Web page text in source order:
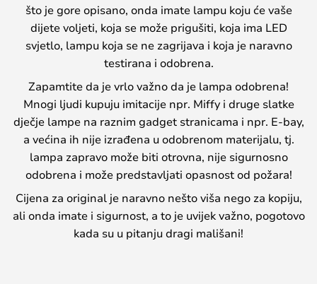
što je gore opisano, onda imate lampu koju će vaše
dijete voljeti, koja se može prigušiti, koja ima LED
svjetlo, lampu koja se ne zagrijava i koja je naravno
testirana i odobrena.
Zapamtite da je vrlo važno da je lampa odobrena!
Mnogi ljudi kupuju imitacije npr. Miffy i druge slatke
dječje lampe na raznim gadget stranicama i npr. E-bay,
a većina ih nije izrađena u odobrenom materijalu, tj.
lampa zapravo može biti otrovna, nije sigurnosno
odobrena i može predstavljati opasnost od požara!
Cijena za original je naravno nešto viša nego za kopiju,
ali onda imate i sigurnost, a to je uvijek važno, pogotovo
kada su u pitanju dragi mališani!